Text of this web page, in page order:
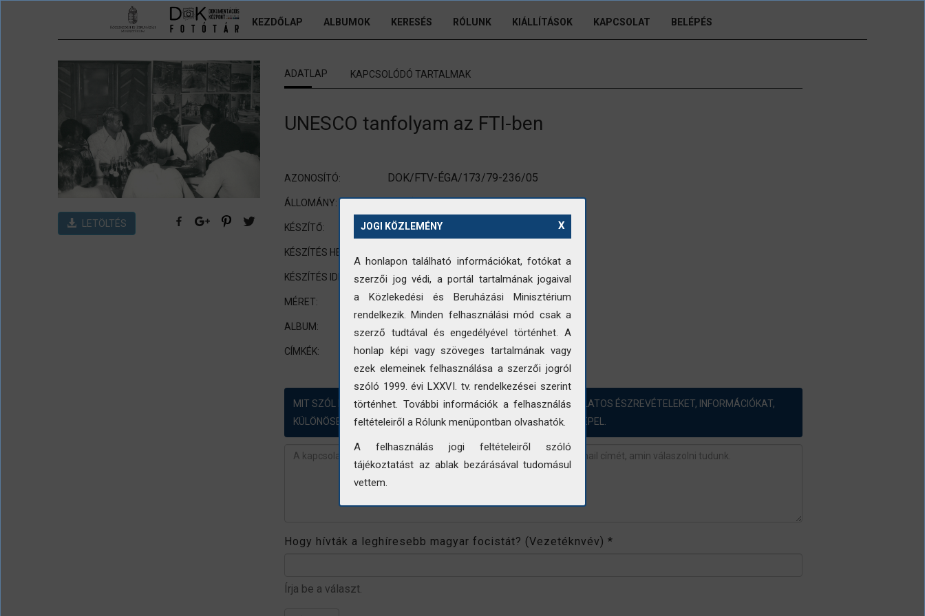
KEZDŐLAP ALBUMOK KERESÉS RÓLUNK KIÁLLÍTÁSOK KAPCSOLAT BELÉPÉS
LETÖLTÉS
ADATLAP KAPCSOLÓDÓ TARTALMAK
UNESCO tanfolyam az FTI-ben
AZONOSÍTÓ: DOK/FTV-ÉGA/173/79-236/05
ÁLLOMÁNY: FTV (Földmérő és Talajvizsgáló Vállalat)
KÉSZÍTŐ: Koncz
KÉSZÍTÉS HELYE:
KÉSZÍTÉS IDEJE: 1979
MÉRET: 90x120mm
ALBUM: Életkép
CÍMKÉK: UNESCO FTI tanfolyam emberek
MIT SZÓL HOZZÁ?! ÖRÖMMEL FOGADJUK A FOTÓINKKAL KAPCSOLATOS ÉSZREVÉTELEKET, INFORMÁCIÓKAT,
KÜLÖNÖSEN AZOKBAN AZ ESETEKBEN, AHOL „NINCS ADAT” SZEREPEL.
Hogy hívták a leghíresebb magyar focistát? (Vezetéknvév)*
Írja be a választ.
X
JOGI KÖZLEMÉNY
A honlapon található információkat, fotókat a
szerzői jog védi, a portál tartalmának jogaival
a Közlekedési és Beruházási Minisztérium
rendelkezik. Minden felhasználási mód csak a
szerző tudtával és engedélyével történhet. A
honlap képi vagy szöveges tartalmának vagy
ezek elemeinek felhasználása a szerzői jogról
szóló 1999. évi LXXVI. tv. rendelkezései szerint
történhet. További információk a felhasználás
feltételeiről a Rólunk menüpontban olvashatók.
A felhasználás jogi feltételeiről szóló
tájékoztatást az ablak bezárásával tudomásul
vettem.